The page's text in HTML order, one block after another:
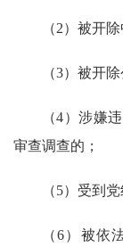
（2）被开
（3）被开
（4）涉嫌
审查调查的；
（5）受到
（6）被依